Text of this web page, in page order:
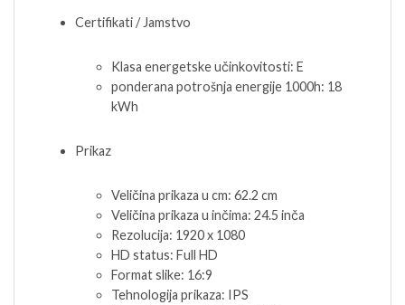
Certifikati / Jamstvo
Klasa energetske učinkovitosti: E
ponderana potrošnja energije 1000h: 18
kWh
Prikaz
Veličina prikaza u cm: 62.2 cm
Veličina prikaza u inčima: 24.5 inča
Rezolucija: 1920 x 1080
HD status: Full HD
Format slike: 16:9
Tehnologija prikaza: IPS